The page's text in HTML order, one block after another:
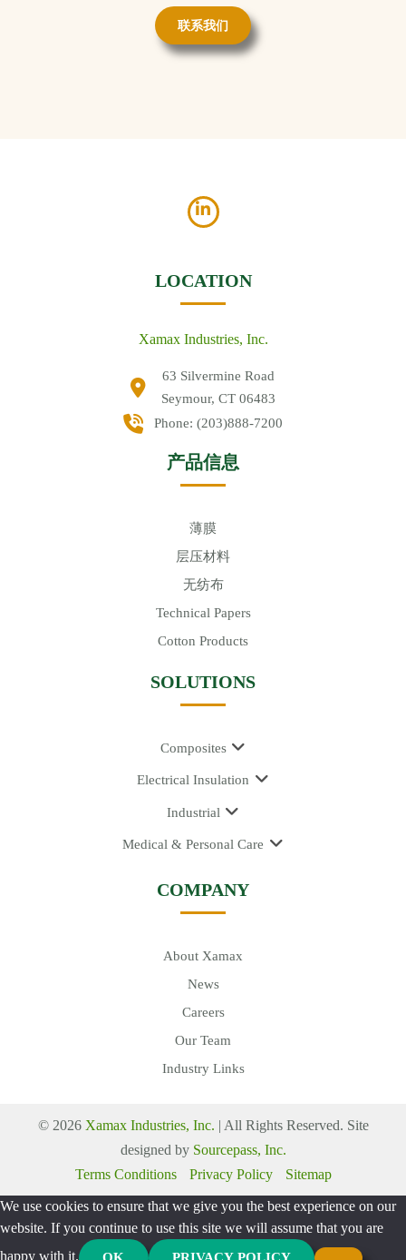
联系我们
LOCATION
Xamax Industries, Inc.
63 Silvermine Road
Seymour, CT 06483
Phone: (203)888-7200
产品信息
薄膜
层压材料
无纺布
Technical Papers
Cotton Products
SOLUTIONS
Composites
Electrical Insulation
Industrial
Medical & Personal Care
COMPANY
About Xamax
News
Careers
Our Team
Industry Links
© 2026 Xamax Industries, Inc. | All Rights Reserved. Site
designed by Sourcepass, Inc.
Terms Conditions
Privacy Policy Sitemap
We use cookies to ensure that we give you the best experience on our
website. If you continue to use this site we will assume that you are
happy with it.